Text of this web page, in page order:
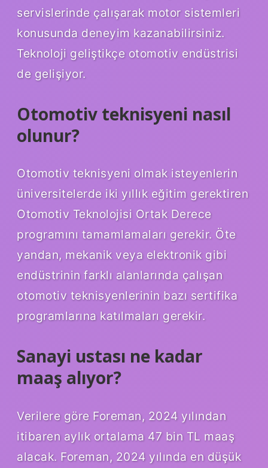
servislerinde çalışarak motor sistemleri
konusunda deneyim kazanabilirsiniz.
Teknoloji geliştikçe otomotiv endüstrisi
de gelişiyor.
Otomotiv teknisyeni nasıl
olunur?
Otomotiv teknisyeni olmak isteyenlerin
üniversitelerde iki yıllık eğitim gerektiren
Otomotiv Teknolojisi Ortak Derece
programını tamamlamaları gerekir. Öte
yandan, mekanik veya elektronik gibi
endüstrinin farklı alanlarında çalışan
otomotiv teknisyenlerinin bazı sertifika
programlarına katılmaları gerekir.
Sanayi ustası ne kadar
maaş alıyor?
Verilere göre Foreman, 2024 yılından
itibaren aylık ortalama 47 bin TL maaş
alacak. Foreman, 2024 yılında en düşük